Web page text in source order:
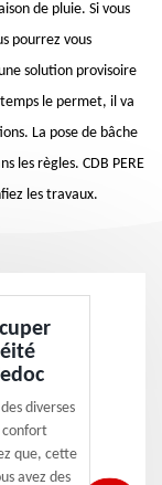
de pluie. Si vous
pourrez vous
solution provisoire
le permet, il va
La pose de bâche
les règles. CDB PERE
les travaux.
diverses
confort
que, cette
avez des